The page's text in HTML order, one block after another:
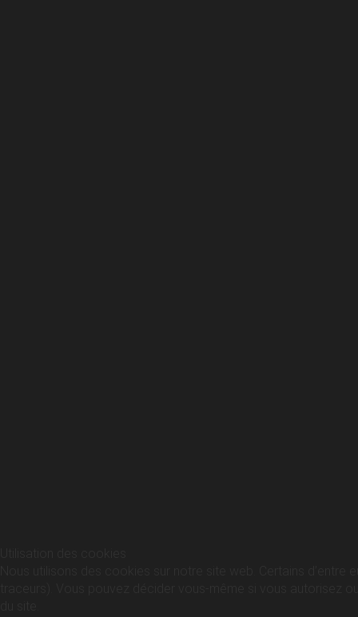
Nous utilisons des cookies sur notre site web. Certains
traceurs). Vous pouvez décider vous-même si vous autorisez